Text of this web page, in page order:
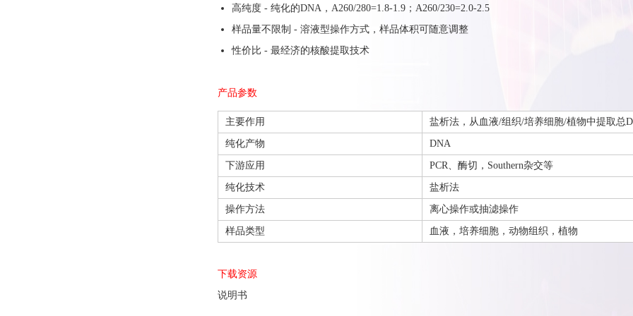
高纯度 - 纯化的DNA，A260/280=1.8-1.9；A260/230=2.0-2.5
样品量不限制 - 溶液型操作方式，样品体积可随意调整
性价比 - 最经济的核酸提取技术
产品参数
主要作用 盐析法，从血液/组织/培养细胞/植物中提取总
纯化产物 DNA
下游应用 PCR、酶切，Southern杂交等
纯化技术 盐析法
操作方法 离心操作或抽滤操作
样品类型 血液，培养细胞，动物组织，植物
下载资源
说明书